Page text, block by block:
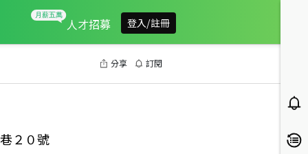
人才招募 登入/註冊
分享 訂閱
２０號